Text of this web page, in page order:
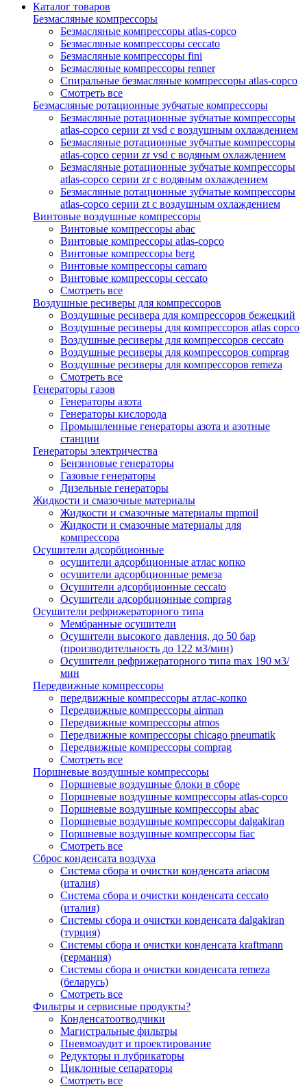
Каталог товаров
Безмасляные компрессоры
Безмасляные компрессоры atlas-copco
Безмасляные компрессоры ceccato
Безмасляные компрессоры fini
Безмасляные компрессоры renner
Спиральные безмасляные компрессоры atlas-copco
Смотреть все
Безмасляные ротационные зубчатые компрессоры
Безмасляные ротационные зубчатые компрессоры
atlas-copco серии zt vsd с воздушным охлаждением
Безмасляные ротационные зубчатые компрессоры
atlas-copco серии zr vsd с водяным охлаждением
Безмасляные ротационные зубчатые компрессоры
atlas-copco серии zr с водяным охлаждением
Безмасляные ротационные зубчатые компрессоры
atlas-copco серии zt с воздушным охлаждением
Винтовые воздушные компрессоры
Винтовые компрессоры abac
Винтовые компрессоры atlas-copco
Винтовые компрессоры berg
Винтовые компрессоры camaro
Винтовые компрессоры ceccato
Смотреть все
Воздушные ресиверы для компрессоров
Воздушные ресивера для компрессоров бежецкий
Воздушные ресиверы для компрессоров atlas copco
Воздушные ресиверы для компрессоров ceccato
Воздушные ресиверы для компрессоров comprag
Воздушные ресиверы для компрессоров remeza
Смотреть все
Генераторы газов
Генераторы азота
Генераторы кислорода
Промышленные генераторы азота и азотные
станции
Генераторы электричества
Бензиновые генераторы
Газовые генераторы
Дизельные генераторы
Жидкости и смазочные материалы
Жидкости и смазочные материалы mpmoil
Жидкости и смазочные материалы для
компрессора
Осушители адсорбционные
осушители адсорбционные атлас копко
осушители адсорбционные ремеза
Осушители адсорбционные ceccato
Осушители адсорбционные comprag
Осушители рефрижераторного типа
Мембранные осушители
Осушители высокого давления, до 50 бар
(производительность до 122 м3/мин)
Осушители рефрижераторного типа max 190 м3/
мин
Передвижные компрессоры
передвижные компрессоры атлас-копко
Передвижные компрессоры airman
Передвижные компрессоры atmos
Передвижные компрессоры chicago pneumatik
Передвижные компрессоры comprag
Смотреть все
Поршневые воздушные компрессоры
Поршневые воздушные блоки в сборе
Поршневые воздушные компрессоры atlas-copco
Поршневые воздушные компрессоры abac
Поршневые воздушные компрессоры dalgakiran
Поршневые воздушные компрессоры fiac
Смотреть все
Сброс конденсата воздуха
Система сбора и очистки конденсата ariacом
(италия)
Система сбора и очистки конденсата ceccato
(италия)
Системы сбора и очистки конденсата dalgakiran
(турция)
Системы сбора и очистки конденсата kraftmann
(германия)
Системы сбора и очистки конденсата remeza
(беларусь)
Смотреть все
Фильтры и сервисные продукты?
Конденсатоотводчики
Магистральные фильтры
Пневмоаудит и проектирование
Редукторы и лубрикаторы
Циклонные сепараторы
Смотреть все